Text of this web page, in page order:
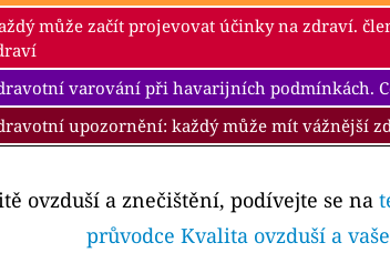
může začít projevovat účinky na zdraví.
varování při havarijních podmínkách.
upozornění: každý může mít vážnější
ovzduší a znečištění, podívejte se na
průvodce Kvalita ovzduší a